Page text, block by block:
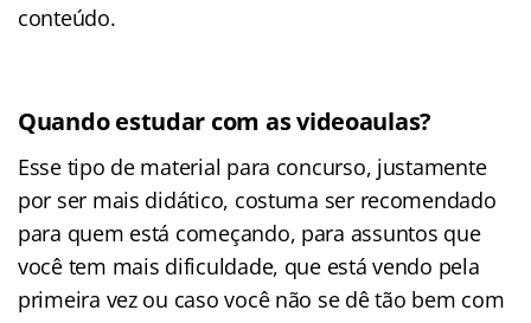
conteúdo.
Quando estudar com as videoaulas?
Esse tipo de material para concurso, justamente
por ser mais didático, costuma ser recomendado
para quem está começando, para assuntos que
você tem mais dificuldade, que está vendo pela
primeira vez ou caso você não se dê tão bem com